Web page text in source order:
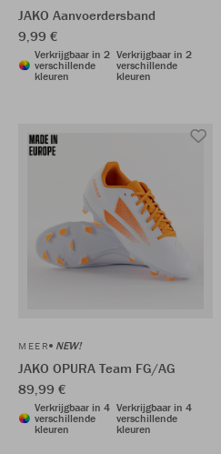
JAKO Aanvoerdersband
9,99 €
Verkrijgbaar in 2
verschillende
kleuren
Verkrijgbaar in 2
verschillende
kleuren
MEER NEW!
JAKO OPURA Team FG/AG
89,99 €
Verkrijgbaar in 4
verschillende
kleuren
Verkrijgbaar in 4
verschillende
kleuren